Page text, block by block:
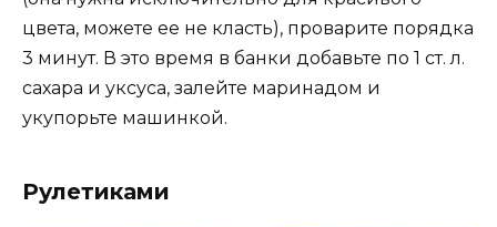
цвета, можете ее не класть), проварите порядка
3 минут. В это время в банки добавьте по 1 ст. л.
сахара и уксуса, залейте маринадом и
укупорьте машинкой.
Рулетиками